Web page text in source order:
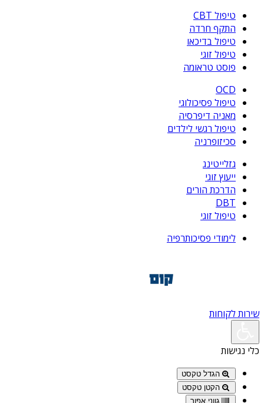
טיפול CBT
התקף חרדה
טיפול בדיכאו
טיפול זוגי
פוסט טראומה
OCD
טיפול פסיכולוגי
מאניה דיפרסיה
טיפול רגשי לילדים
סכיזופרניה
גזלייטינג
ייעוץ זוגי
הדרכת הורים
DBT
טיפול זוגי
לימודי פסיכותרפיה
שירות לקוחות
כלי נגישות
הגדל טקסט
הקטן טקסט
גווני אפור